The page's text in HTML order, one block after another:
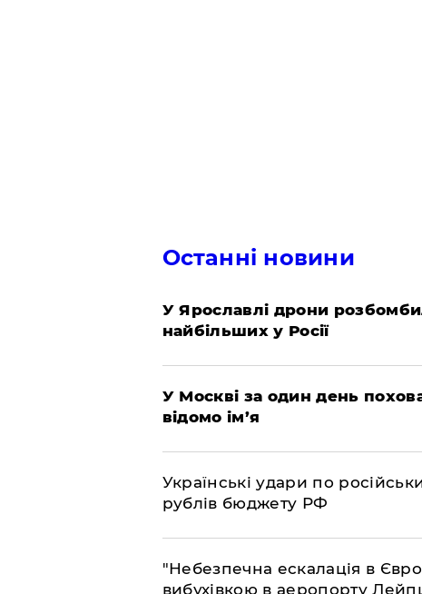
Останні новини
У Ярославлі дрони
найбільших у Росії
​У Москві за один день
відомо ім’я
​Українські удари по
рублів бюджету РФ
​"Небезпечна ескалація в
вибухівкою в аеропорту